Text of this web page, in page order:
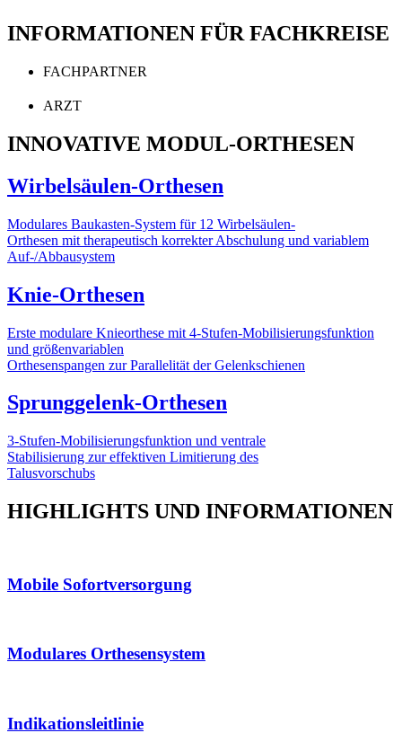
INFORMATIONEN FÜR FACHKREISE
FACHPARTNER
ARZT
INNOVATIVE MODUL-ORTHESEN
Wirbelsäulen-Orthesen
Modulares Baukasten-System für 12 Wirbelsäulen-
Orthesen mit therapeutisch korrekter Abschulung und variablem
Auf-/Abbausystem
Knie-Orthesen
Erste modulare Knieorthese mit 4-Stufen-Mobilisierungsfunktion
und größenvariablen
Orthesenspangen zur Parallelität der Gelenkschienen
Sprunggelenk-Orthesen
3-Stufen-Mobilisierungsfunktion und ventrale
Stabilisierung zur effektiven Limitierung des
Talusvorschubs
HIGHLIGHTS UND INFORMATIONEN
Mobile Sofortversorgung
Modulares Orthesensystem
Indikationsleitlinie